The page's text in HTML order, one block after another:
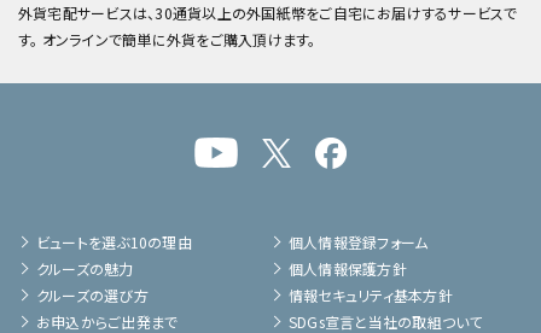
外貨宅配サービスは、30通貨以上の外国紙幣をご自宅にお届けするサービスで
す。 オンラインで簡単に外貨をご購入頂けます。
ビュートを選ぶ10の理由
クルーズの魅力
クルーズの選び方
お申込からご出発まで
個人情報登録フォーム
個人情報保護方針
情報セキュリティ基本方針
SDGs宣言と当社の取組ついて